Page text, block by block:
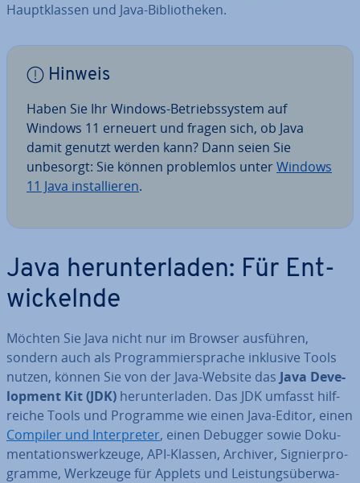
Haupt­klas­sen und Java-Bi­blio­the­ken.
Hinweis
Haben Sie Ihr Windows-Be­triebs­sys­tem auf
Windows 11 erneuert und fragen sich, ob Java
damit genutzt werden kann? Dann seien Sie
unbesorgt: Sie können pro­blem­los unterWindows
11 Java in­stal­lie­ren.
Java her­un­ter­la­den: Für Ent­
wi­ckeln­de
Möchten Sie Java nicht nur im Browser ausführen,
sondern auch als Pro­gram­mier­spra­che inklusive Tools
nutzen, können Sie von der Java-Website das Java De­ve­
lo­p­ment Kit (JDK) her­un­ter­la­den. Das JDK umfasst hilf­
rei­che Tools und Programme wie einen Java-Editor, einen
Compiler und In­ter­pre­ter, einen Debugger sowie Do­ku­
men­ta­ti­ons­werk­zeu­ge, API-Klassen, Archiver, Si­gnier­pro­
gram­me, Werkzeuge für Applets und Leis­tungs­über­wa­